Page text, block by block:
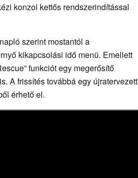
konzol kettős rendszerindítással
szerint mostantól a
kikapcsolási idő menü. Emellett
funkciót egy megerősítő
A frissítés továbbá egy újratervezett
érhető el.